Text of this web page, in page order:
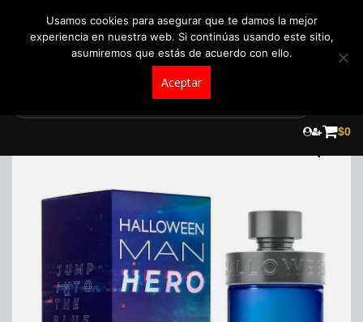
$0
Usamos cookies para asegurar que te damos la mejor
experiencia en nuestra web. Si continúas usando este sitio,
asumiremos que estás de acuerdo con ello.
Aceptar